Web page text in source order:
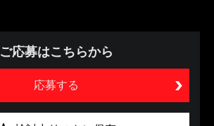
ご応募はこちらから
応募する